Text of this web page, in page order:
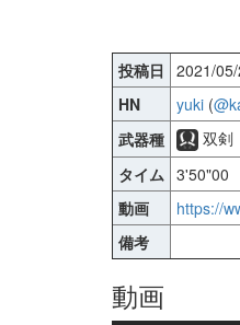
投稿日 2021/
HN
yuki (
武器種
双剣
タイム 3'50"00
動画
https://
備考
動画